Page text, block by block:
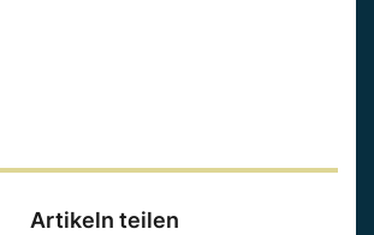
Artikeln teilen